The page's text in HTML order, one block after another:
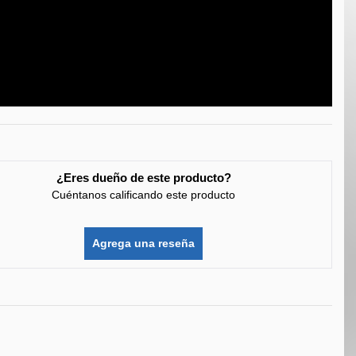
¿Eres dueño de este producto?
Cuéntanos calificando este producto
Agrega una reseña